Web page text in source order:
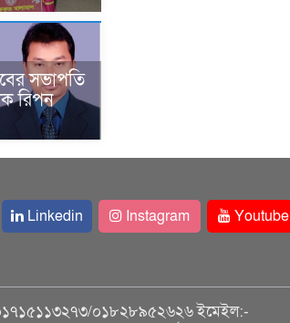
সভাপতি
রিপন
Linkedin Instagram Youtube
০১৮২৮৯৫২৬২৬ ইমেইল:-